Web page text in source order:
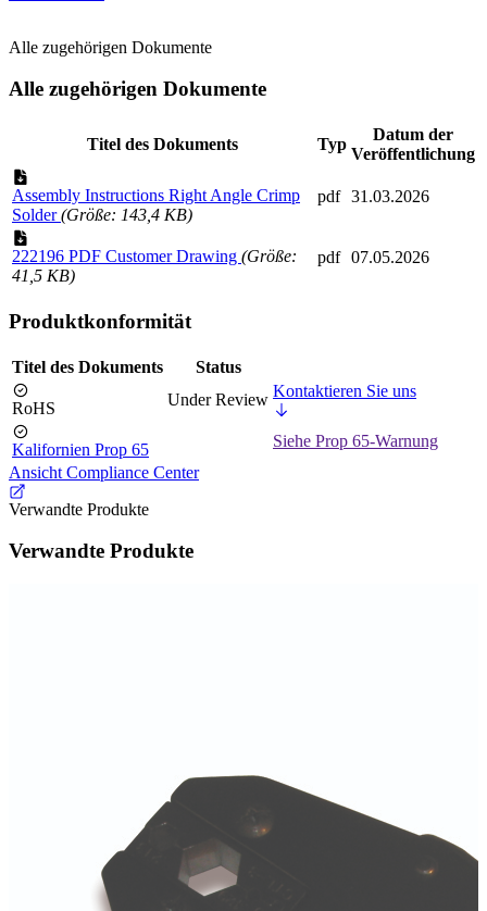
Alle zugehörigen Dokumente
Alle zugehörigen Dokumente
Titel des Dokuments Typ
Datum der
Veröffentlichung
Assembly Instructions Right Angle Crimp
Solder(Größe: 143,4 KB)
pdf 31.03.2026
222196 PDF Customer Drawing (Größe:
41,5 KB)
pdf 07.05.2026
Produktkonformität
Titel des Dokuments Status
RoHS Under Review Kontaktieren Sie uns
Kalifornien Prop 65
Siehe Prop 65-Warnung
Ansicht Compliance Center
Verwandte Produkte
Verwandte Produkte